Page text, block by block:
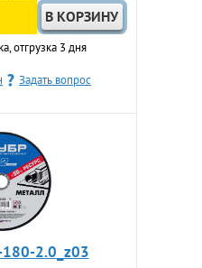
отгрузка 3 дня
Задать вопрос
2.0_z03